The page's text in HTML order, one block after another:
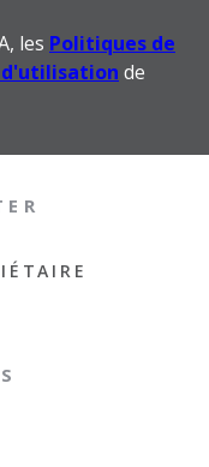
les Politiques de
de